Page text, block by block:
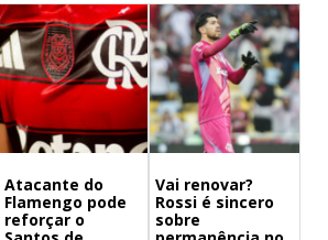
Atacante do
Flamengo pode
reforçar o
Vai renovar?
Rossi é sincero
sobre